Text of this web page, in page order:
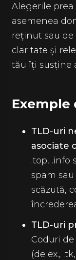
Alegerile
asemenea
reținut sau de
claritate și
tău îți susține
Exemple
TLD-uri
asociate
.top, .info
spam
scăzută,
TLD-uri
Coduri
(de ex.,